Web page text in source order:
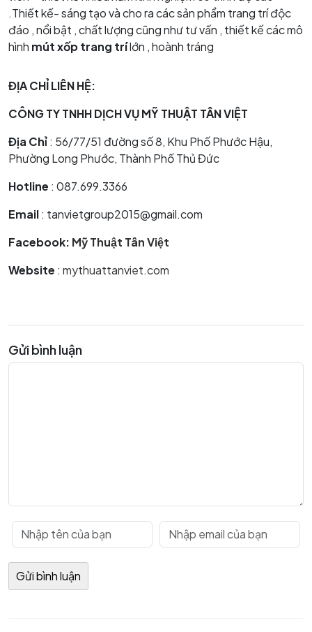
.Thiết kế- sáng tạo và cho ra các sản phẩm trang trí độc
đáo , nổi bật , chất lượng cũng như tư vấn , thiết kế các mô
hình mút xốp trang trílớn , hoành tráng
ĐỊA CHỈ LIÊN HỆ:
CÔNG TY TNHH DỊCH VỤ MỸ THUẬT TÂN VIỆT
Địa Chỉ: 56/77/51 đường số 8, Khu Phố Phước Hậu,
Phường Long Phước, Thành Phố Thủ Đức
Hotline : 087.699.3366
Email: tanvietgroup2015@gmail.com
Facebook: Mỹ Thuật Tân Việt
Website : mythuattanviet.com
Gửi bình luận